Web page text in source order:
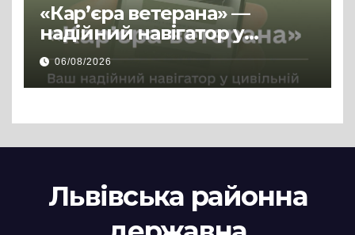
«Кар’єра ветерана» —
надійний навігатор у
цивільній професії
06/08/2026
Львівська районна